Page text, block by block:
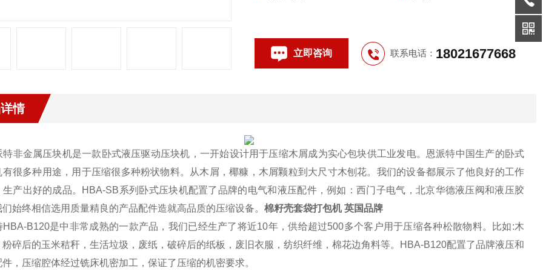
立即咨询 联系电话： 18021677668
情
特非金属压块机是一款卧式液压驱动压块机，一开始设计用于压缩木屑成为实心包块供工业发电。恩派特中国生产的卧式
有很多种用途，用于压缩很多种粉状物料。从木屑，椰糠，木屑颗粒到大尺寸木刨花。我们的设备都展示了他良好的工作
生产出好的成品。HBA-SB系列卧式压块机配置了品牌的电气和液压配件，例如：西门子电气，北京华德液压阀和液压胶
始终相信选用质量精良的产品配件造就高品质的压缩设备。 棉籽壳套袋打包机 英国品牌
HBA-B120是中非常成熟的一款产品，我们已经生产了将近10年，供给超过500多个客户用于压缩各种松散物料。比如:木
粉碎后的玉米秸秆，生活垃圾，废纸，破碎后的纸板，废旧衣服，纺织纤维，棉花边角料等。HBA-B120配置了品牌液压和
，压缩腔体经过铣床机密加工，保证了压缩的机密要求。